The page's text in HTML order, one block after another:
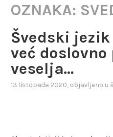
OZNAKA:
Švedski
već doslovno
veselja…
13 listopada 2020, objavljeno u